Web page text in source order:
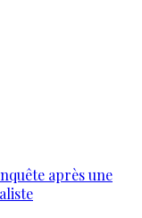
après une